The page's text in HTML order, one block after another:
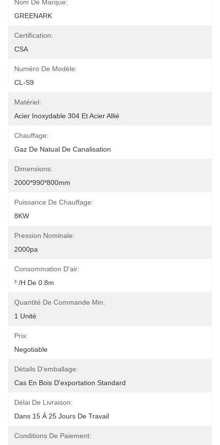
Nom De Marque:
GREENARK
Certification:
CSA
Numéro De Modèle:
CL-S9
Matériel:
Acier Inoxydable 304 Et Acier Allié
Chauffage:
Gaz De Natual De Canalisation
Dimensions:
2000*990*800mm
Puissance De Chauffage:
8KW
Pression Nominale:
2000pa
Consommation D'air:
³ /h De 0.8m
Quantité De Commande Min:
1 Unité
Prix:
Negotiable
Détails D'emballage:
Cas En Bois D'exportation Standard
Délai De Livraison:
Dans 15 À 25 Jours De Travail
Conditions De Paiement: